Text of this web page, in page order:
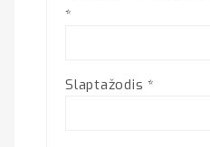
*
Slaptažodis *